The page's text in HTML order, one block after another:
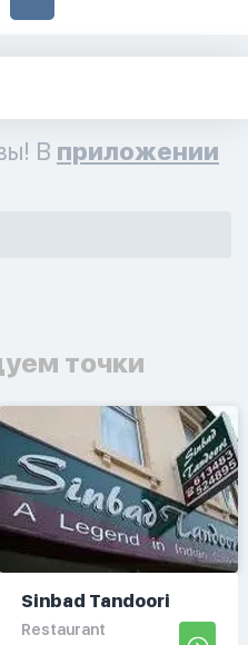
В приложении
точки
Sinbad Tandoori
Restaurant